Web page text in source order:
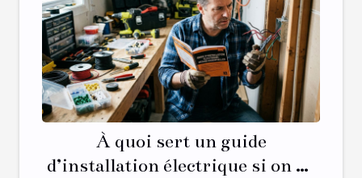
À quoi sert un guide
d’installation électrique si on ne